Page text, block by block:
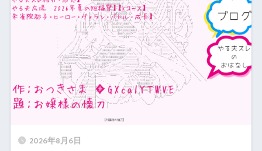
2026年8月6日